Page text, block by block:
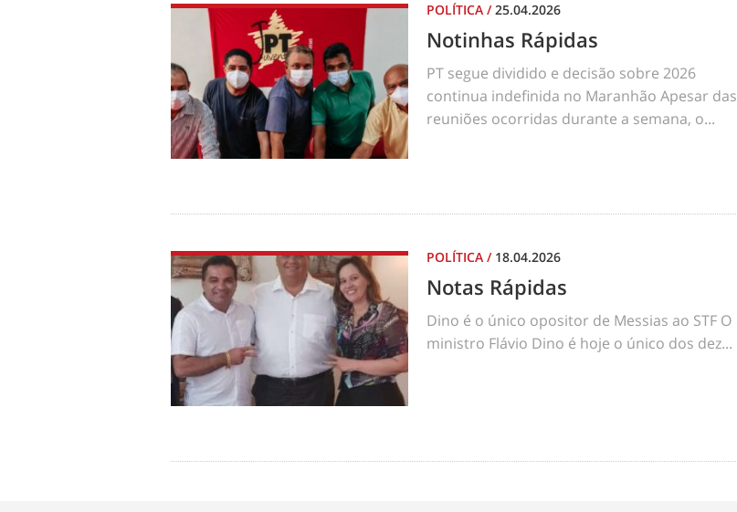
POLÍTICA /25.04.2026
Notinhas Rápidas
PT segue dividido e decisão sobre 2026
continua indefinida no Maranhão Apesar das
reuniões ocorridas durante a semana, o...
POLÍTICA / 18.04.2026
Notas Rápidas
Dino é o único opositor de Messias ao STF O
ministro Flávio Dino é hoje o único dos dez...